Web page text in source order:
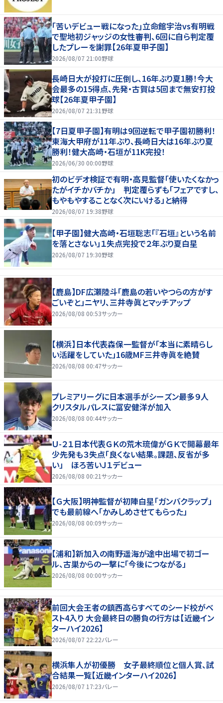
｢苦いデビュー戦になった｣立命館宇治vs有明戦
で聖地初ジャッジの女性審判、6回に自ら判定覆
したプレーを謝罪【26年夏甲子園】
2026/08/07 21:00野球
長崎日大が投打に圧倒し、16年ぶり夏1勝！今大
会最多の15得点、先発・古賀は5回まで無安打投
球【26年夏甲子園】
2026/08/07 21:31 野球
【7日夏甲子園】有明は9回逆転で甲子園初勝利！
東海大甲府が11年ぶり、長崎日大は16年ぶり夏
勝利！健大高崎・石垣が11K完投！
2026/06/30 00:00野球
初のビデオ検証で有明・高見監督「使いたくなかっ
たがイチかバチか」 判定覆らずも「フェアですし、
もやもやすることなく次にいける」と納得
2026/08/07 19:38野球
【甲子園】健大高崎・石垣聡志「『石垣』という名前
を落とさない」１失点完投で２年ぶり夏白星
2026/08/07 19:30野球
【鹿島】DF広瀬陸斗「鹿島の若いやつらの方がす
ごいぞと」ニヤリ、三井寺眞とマッチアップ
2026/08/08 00:53サッカー
【横浜】日本代表森保一監督が「本当に素晴らし
い活躍をしていた」16歳MF三井寺眞を絶賛
2026/08/08 00:47サッカー
プレミアリーグに日本選手がシーズン最多９人
クリスタルパレスに冨安健洋が加入
2026/08/08 00:44サッカー
Ｕ-２１日本代表ＧＫの荒木琉偉がＧＫで開幕最年
少先発も３失点「良くない結果。課題、反省が多
い」 ほろ苦いＪ１デビュー
2026/08/08 00:21サッカー
【Ｇ大阪】明神監督が初陣白星「ガンバクラップ」
でも最前線へ「かみしめさせてもらった」
2026/08/08 00:09サッカー
【浦和】新加入の南野遥海が途中出場で初ゴー
ル、古巣からの一撃に「今後につながる」
2026/08/08 00:00サッカー
前回大会王者の鎮西高らすべてのシード校がベ
スト4入り 大会最終日の勝負の行方は【近畿イン
ターハイ2026】
2026/08/07 22:22バレー
横浜隼人が初優勝 女子最終順位と個人賞、試
合結果一覧【近畿インターハイ2026】
2026/08/07 17:23バレー